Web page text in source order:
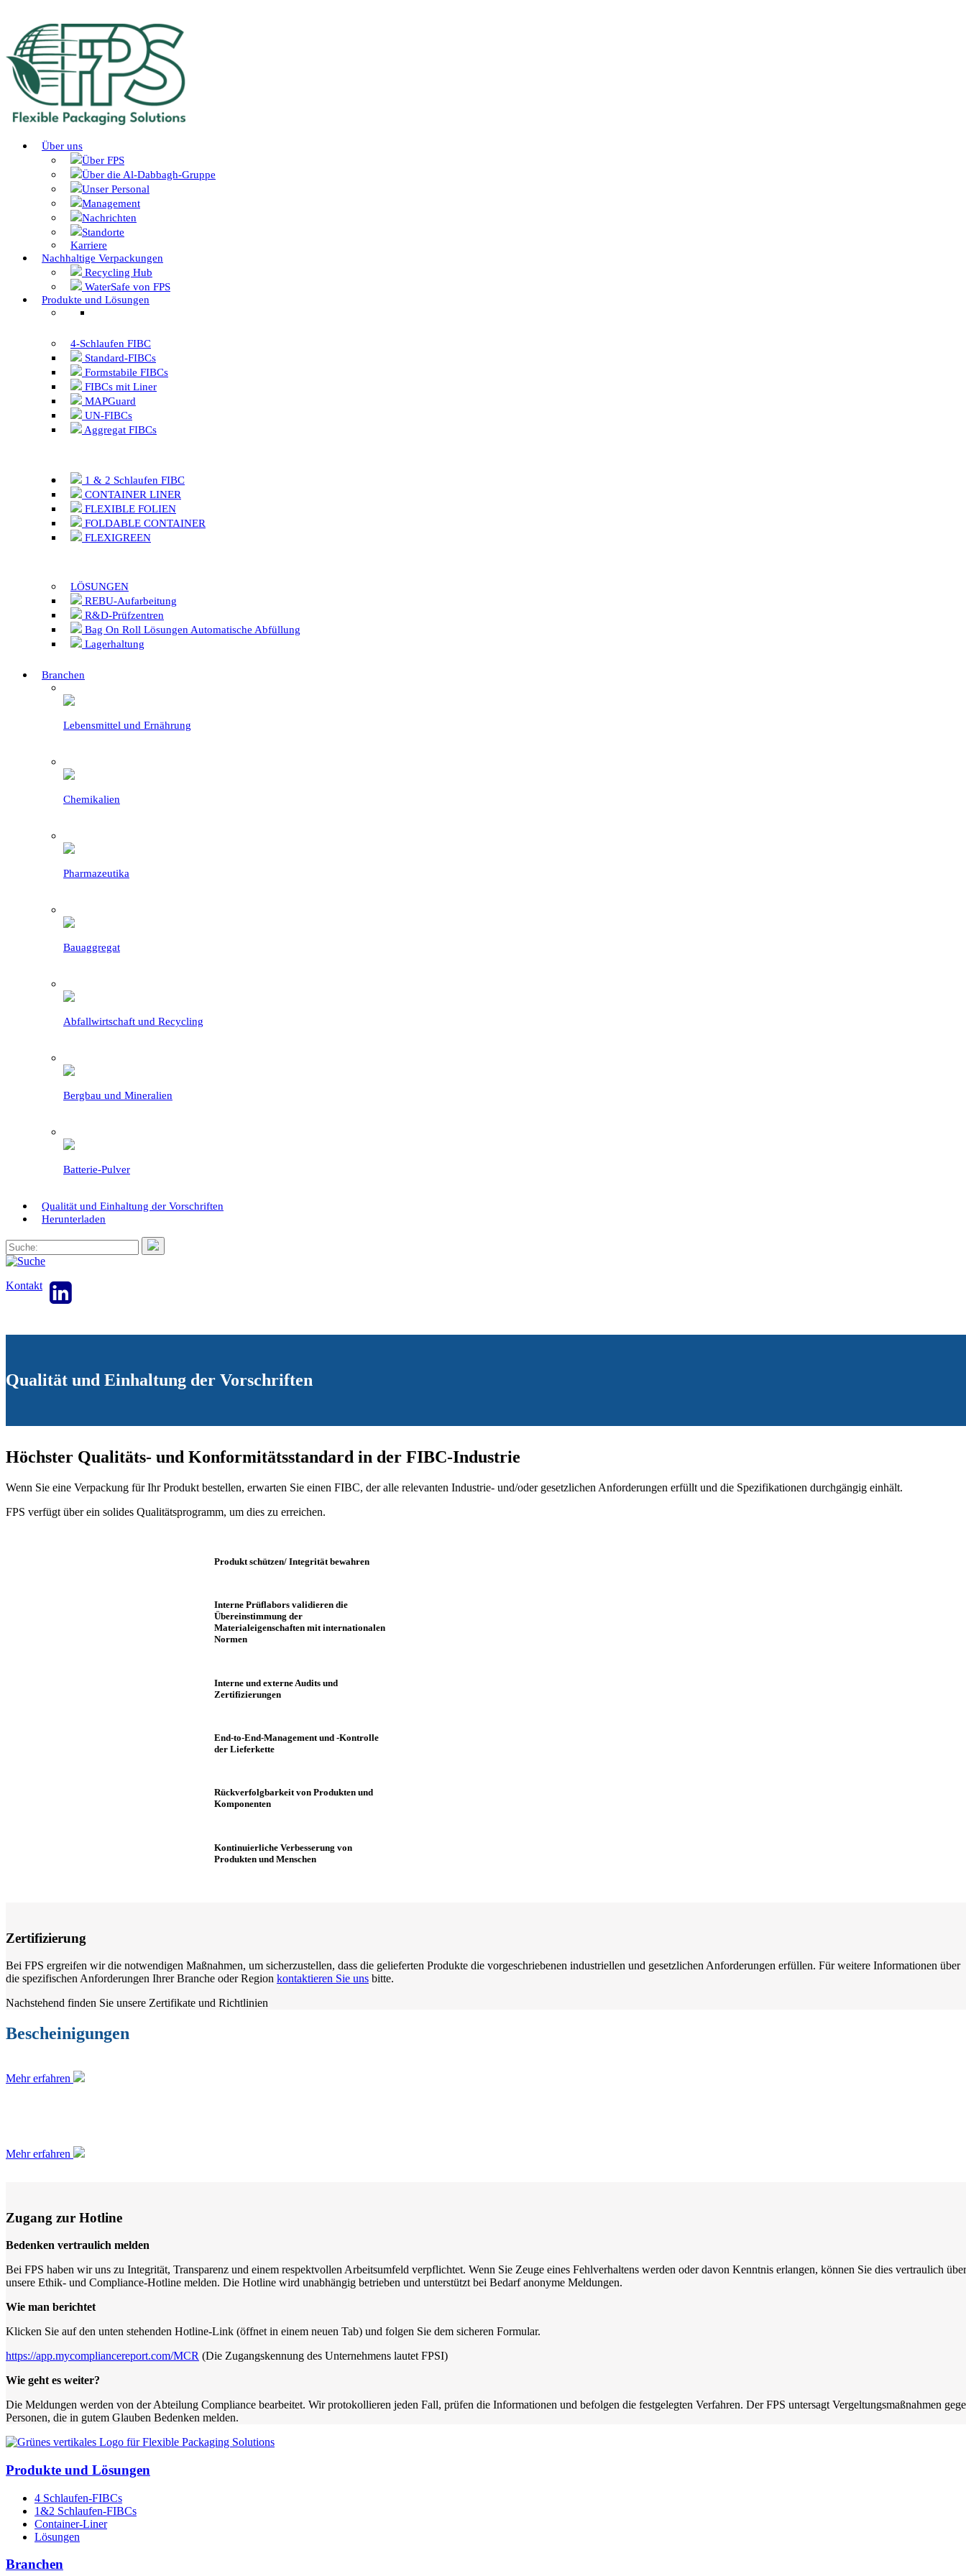
Über uns
Über FPS
Über die Al-Dabbagh-Gruppe
Unser Personal
Management
Nachrichten
Standorte
Karriere
Nachhaltige Verpackungen
Recycling Hub
WaterSafe von FPS
Produkte und Lösungen
4-Schlaufen FIBC
Standard-FIBCs
Formstabile FIBCs
FIBCs mit Liner
MAPGuard
UN-FIBCs
Aggregat FIBCs
1 & 2 Schlaufen FIBC
CONTAINER LINER
FLEXIBLE FOLIEN
FOLDABLE CONTAINER
FLEXIGREEN
LÖSUNGEN
REBU-Aufarbeitung
R&D-Prüfzentren
Bag On Roll Lösungen Automatische Abfüllung
Lagerhaltung
Branchen
Lebensmittel und Ernährung
Chemikalien
Pharmazeutika
Bauaggregat
Abfallwirtschaft und Recycling
Bergbau und Mineralien
Batterie-Pulver
Qualität und Einhaltung der Vorschriften
Herunterladen
Kontakt
Qualität und Einhaltung der Vorschriften
Höchster Qualitäts- und Konformitätsstandard in der FIBC-Industrie
Wenn Sie eine Verpackung für Ihr Produkt bestellen, erwarten Sie einen FIBC, der alle relevanten Industrie- und/oder gesetzlichen Anforderungen erfüllt und die Spezifikationen durchgängig einhält.
FPS verfügt über ein solides Qualitätsprogramm, um dies zu erreichen.
Produkt schützen/ Integrität bewahren
Interne Prüflabors validieren die
Übereinstimmung der
Materialeigenschaften mit internationalen
Normen
Interne und externe Audits und
Zertifizierungen
End-to-End-Management und -Kontrolle
der Lieferkette
Rückverfolgbarkeit von Produkten und
Komponenten
Kontinuierliche Verbesserung von
Produkten und Menschen
Zertifizierung
Bei FPS ergreifen wir die notwendigen Maßnahmen, um sicherzustellen, dass die gelieferten Produkte die vorgeschriebenen industriellen und gesetzlichen Anforderungen erfüllen. Für weitere Informationen über
die spezifischen Anforderungen Ihrer Branche oder Region kontaktieren Sie uns bitte.
Nachstehend finden Sie unsere Zertifikate und Richtlinien
Bescheinigungen
Mehr erfahren
Mehr erfahren
Zugang zur Hotline
Bedenken vertraulich melden
Bei FPS haben wir uns zu Integrität, Transparenz und einem respektvollen Arbeitsumfeld verpflichtet. Wenn Sie Zeuge eines Fehlverhaltens werden oder davon Kenntnis erlangen, können Sie dies vertraulich über
unsere Ethik- und Compliance-Hotline melden. Die Hotline wird unabhängig betrieben und unterstützt bei Bedarf anonyme Meldungen.
Wie man berichtet
Klicken Sie auf den unten stehenden Hotline-Link (öffnet in einem neuen Tab) und folgen Sie dem sicheren Formular.
https://app.mycompliancereport.com/MCR (Die Zugangskennung des Unternehmens lautet FPSI)
Wie geht es weiter?
Die Meldungen werden von der Abteilung Compliance bearbeitet. Wir protokollieren jeden Fall, prüfen die Informationen und befolgen die festgelegten Verfahren. Der FPS untersagt Vergeltungsmaßnahmen
Personen, die in gutem Glauben Bedenken melden.
Produkte und Lösungen
4 Schlaufen-FIBCs
1&2 Schlaufen-FIBCs
Container-Liner
Lösungen
Branchen